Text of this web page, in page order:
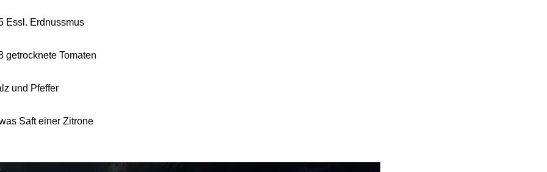
Essl. Erdnussmus
getrocknete Tomaten
und Pfeffer
Saft einer Zitrone